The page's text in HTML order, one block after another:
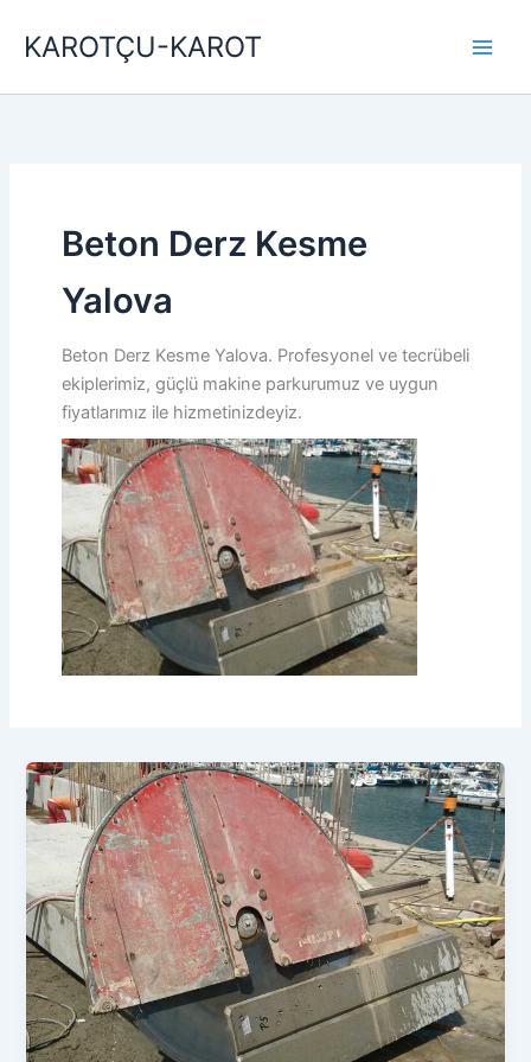
atlaKAROTÇU-KAROT
Beton Derz Kesme
Yalova
Beton Derz Kesme Yalova. Profesyonel ve tecrübeli
ekiplerimiz, güçlü makine parkurumuz ve uygun
fiyatlarımız ile hizmetinizdeyiz.